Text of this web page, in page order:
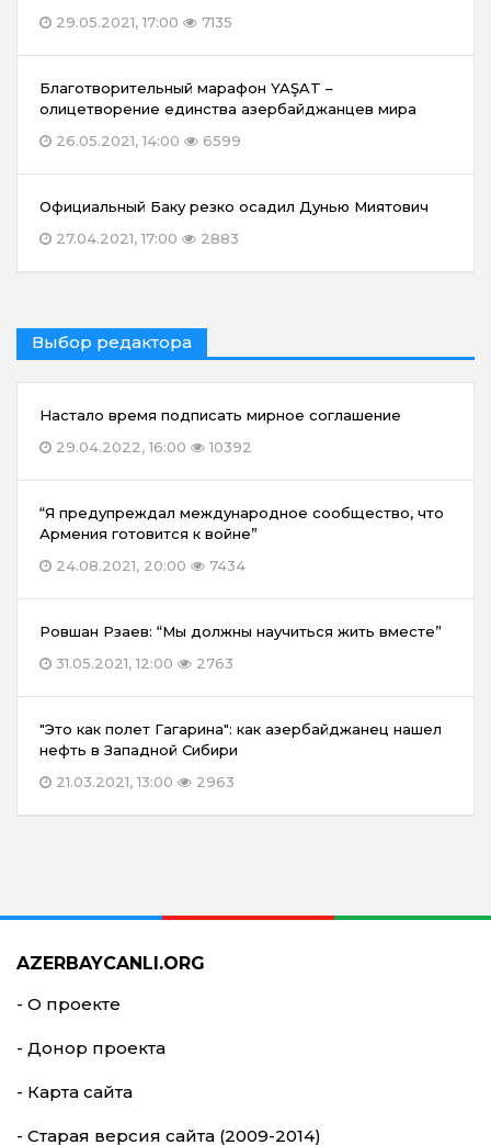
29.05.2021, 17:00
7135
Благотворительный марафон YAŞAT –
олицетворение единства азербайджанцев мира
26.05.2021, 14:00
6599
Официальный Баку резко осадил Дунью Миятович
27.04.2021, 17:00
2883
Выбор редактора
Настало время подписать мирное соглашение
29.04.2022, 16:00
10392
“Я предупреждал международное сообщество, что
Армения готовится к войне”
24.08.2021, 20:00
7434
Ровшан Рзаев: “Мы должны научиться жить вместе”
31.05.2021, 12:00
2763
"Это как полет Гагарина": как азербайджанец нашел
нефть в Западной Сибири
21.03.2021, 13:00
2963
AZERBAYCANLI.ORG
- О проекте
- Донор проекта
- Карта сайта
- Старая версия сайта (2009-2014)